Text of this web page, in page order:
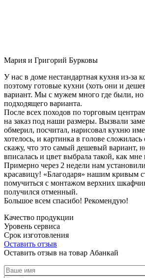
Мария и Григорий Бурковы
У нас в доме нестандартная кухня из-за
поэтому готовые кухни (хоть они и
вариант. Мы с мужем много где были,
подходящего варианта.
После всех походов по торговым
на заказ под наши размеры. Вызвали
обмерил, посчитал, нарисовал кухню
хотелось, и картинка в голове
скажу, что это самый дешевый вариант,
вписалась и цвет выбрала такой, как мне
Примерно через 2 недели нам
красавицу! «Благодаря» нашим кривым
помучиться с монтажом верхних
получился отменный.
Большое всем спасибо! Рекомендую!
Качество продукции
Уровень сервиса
Срок изготовления
Оставить отзыв
Оставить отзыв на товар Абанкай